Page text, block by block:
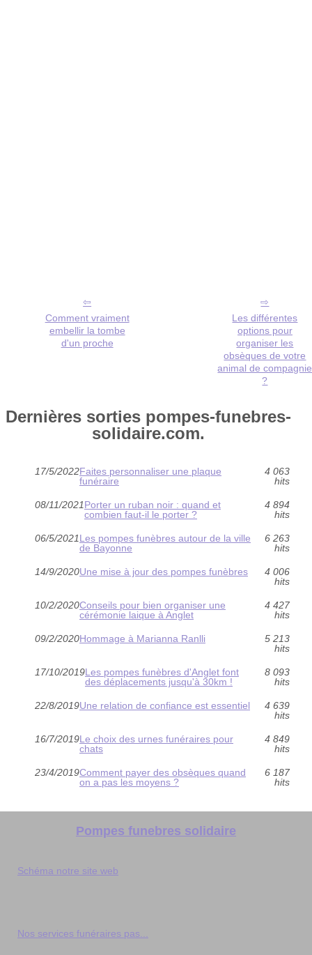
Comment vraiment
embellir la tombe
d'un proche
Les différentes
options pour
organiser les
obsèques de votre
animal de compagnie
?
Dernières sorties pompes-funebres-
solidaire.com.
17/5/2022Faites personnaliser une plaque
funéraire
4 063
hits
08/11/2021Porter un ruban noir : quand et
combien faut-il le porter ?
4 894
hits
06/5/2021Les pompes funèbres autour de la ville
de Bayonne
6 263
hits
14/9/2020Une mise à jour des pompes funèbres
4 006
hits
10/2/2020Conseils pour bien organiser une
cérémonie laique à Anglet
4 427
hits
09/2/2020Hommage à Marianna Ranlli
5 213
hits
17/10/2019Les pompes funèbres d'Anglet font
des déplacements jusqu'à 30km !
8 093
hits
22/8/2019Une relation de confiance est essentiel
4 639
hits
16/7/2019Le choix des urnes funéraires pour
chats
4 849
hits
23/4/2019Comment payer des obsèques quand
on a pas les moyens ?
6 187
hits
Pompes funebres solidaire
Schéma notre site web
Nos services funéraires pas...